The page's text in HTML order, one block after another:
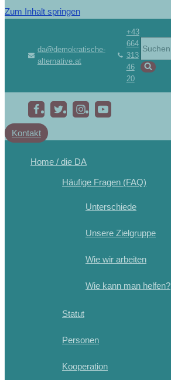
Zum Inhalt springen
da@demokratische-
alternative.at
+43
664
313
46
20
Kontakt
Home / die DA
Häufige Fragen (FAQ)
Unterschiede
Unsere Zielgruppe
Wie wir arbeiten
Wie kann man helfen?
Statut
Personen
Kooperation